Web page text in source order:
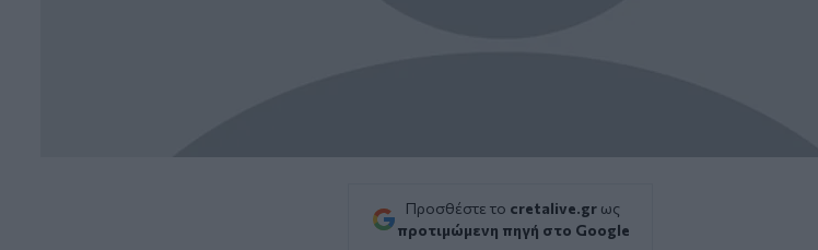
Προσθέστε το cretalive.gr ως
προτιμώμενη πηγή στο Google